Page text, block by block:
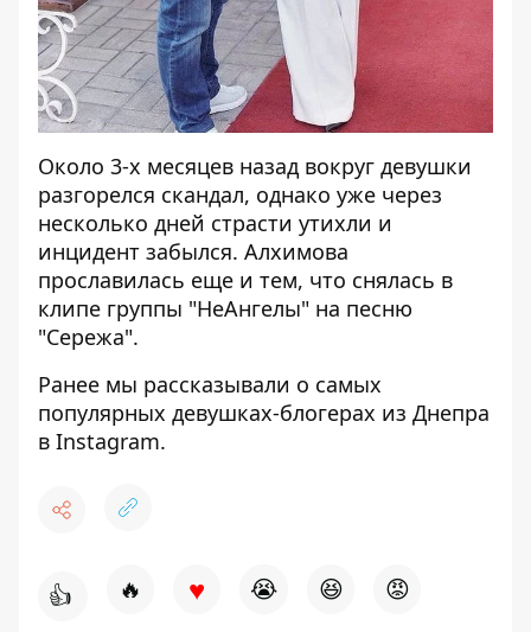
Около 3-х месяцев назад вокруг девушки
разгорелся скандал, однако уже через
несколько дней страсти утихли и
инцидент забылся. Алхимова
прославилась еще и тем, что снялась в
клипе группы "НеАнгелы" на песню
"Сережа".
Ранее мы рассказывали о самых
популярных девушках-блогерах из Днепра
в Instagram.
👍 🔥 ♥ 😭 😆 😡